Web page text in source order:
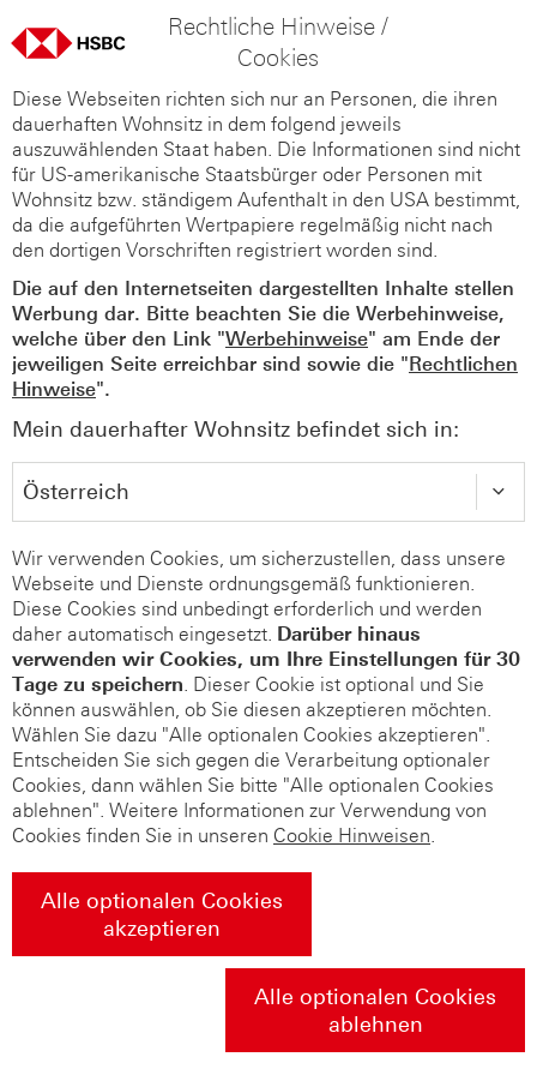
Rechtliche Hinweise /
Cookies
Diese Webseiten richten sich nur an Personen, die ihren
dauerhaften Wohnsitz in dem folgend jeweils
auszuwählenden Staat haben. Die Informationen sind nicht
für US-amerikanische Staatsbürger oder Personen mit
Wohnsitz bzw. ständigem Aufenthalt in den USA bestimmt,
da die aufgeführten Wertpapiere regelmäßig nicht nach
den dortigen Vorschriften registriert worden sind.
Die auf den Internetseiten dargestellten Inhalte stellen
Werbung dar. Bitte beachten Sie die Werbehinweise,
welche über den Link "Werbehinweise" am Ende der
jeweiligen Seite erreichbar sind sowie die "Rechtlichen
Hinweise".
Mein dauerhafter Wohnsitz befindet sich in:
Wir verwenden Cookies, um sicherzustellen, dass unsere
Webseite und Dienste ordnungsgemäß funktionieren.
Diese Cookies sind unbedingt erforderlich und werden
daher automatisch eingesetzt. Darüber hinaus
verwenden wir Cookies, um Ihre Einstellungen für 30
Tage zu speichern. Dieser Cookie ist optional und Sie
können auswählen, ob Sie diesen akzeptieren möchten.
Wählen Sie dazu "Alle optionalen Cookies akzeptieren".
Entscheiden Sie sich gegen die Verarbeitung optionaler
Cookies, dann wählen Sie bitte "Alle optionalen Cookies
ablehnen". Weitere Informationen zur Verwendung von
Cookies finden Sie in unseren Cookie Hinweisen.
Alle optionalen Cookies
akzeptieren
Alle optionalen Cookies
ablehnen